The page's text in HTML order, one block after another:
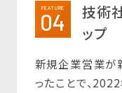
FEATURE
04
技術
ップ
新規企業営業が
ったことで、